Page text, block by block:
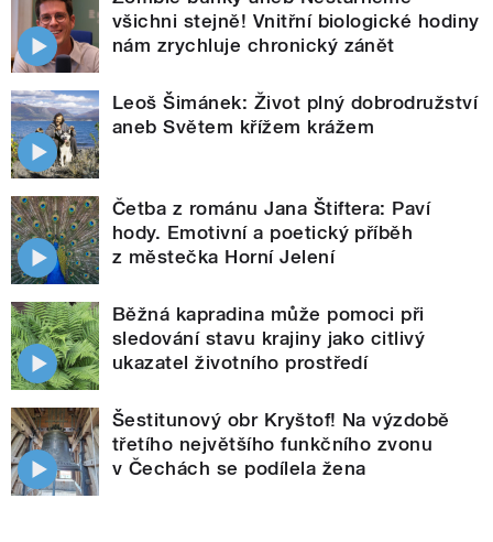
všichni stejně! Vnitřní biologické hodiny
nám zrychluje chronický zánět
Leoš Šimánek: Život plný dobrodružství
aneb Světem křížem krážem
Četba z románu Jana Štiftera: Paví
hody. Emotivní a poetický příběh
z městečka Horní Jelení
Běžná kapradina může pomoci při
sledování stavu krajiny jako citlivý
ukazatel životního prostředí
Šestitunový obr Kryštof! Na výzdobě
třetího největšího funkčního zvonu
v Čechách se podílela žena